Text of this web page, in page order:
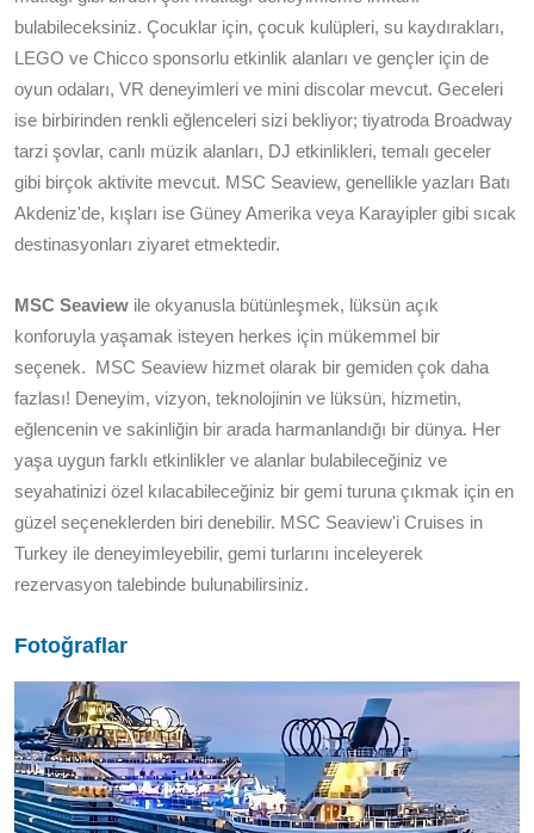
bulabileceksiniz. Çocuklar için, çocuk kulüpleri, su kaydırakları,
LEGO ve Chicco sponsorlu etkinlik alanları ve gençler için de
oyun odaları, VR deneyimleri ve mini discolar mevcut. Geceleri
ise birbirinden renkli eğlenceleri sizi bekliyor; tiyatroda Broadway
tarzi şovlar, canlı müzik alanları, DJ etkinlikleri, temalı geceler
gibi birçok aktivite mevcut. MSC Seaview, genellikle yazları Batı
Akdeniz'de, kışları ise Güney Amerika veya Karayipler gibi sıcak
destinasyonları ziyaret etmektedir.
MSC Seaview ile okyanusla bütünleşmek, lüksün açık
konforuyla yaşamak isteyen herkes için mükemmel bir
seçenek. MSC Seaview hizmet olarak bir gemiden çok daha
fazlası! Deneyim, vizyon, teknolojinin ve lüksün, hizmetin,
eğlencenin ve sakinliğin bir arada harmanlandığı bir dünya. Her
yaşa uygun farklı etkinlikler ve alanlar bulabileceğiniz ve
seyahatinizi özel kılacabileceğiniz bir gemi turuna çıkmak için en
güzel seçeneklerden biri denebilir. MSC Seaview'i Cruises in
Turkey ile deneyimleyebilir, gemi turlarını inceleyerek
rezervasyon talebinde bulunabilirsiniz.
Fotoğraflar